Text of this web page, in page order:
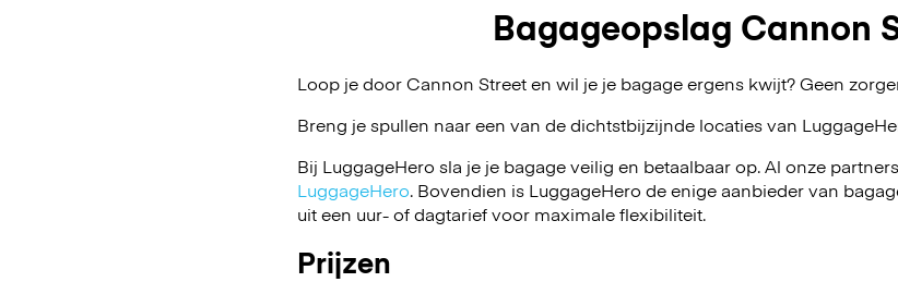
Bagageopslag Cannon
Loop je door Cannon Street en wil je je bagage ergens kwijt? Geen
Breng je spullen naar een van de dichtstbijzijnde locaties van
Bij LuggageHero sla je je bagage veilig en betaalbaar op. Al onze
LuggageHero. Bovendien is LuggageHero de enige aanbieder van
uit een uur- of dagtarief voor maximale flexibiliteit.
Prijzen